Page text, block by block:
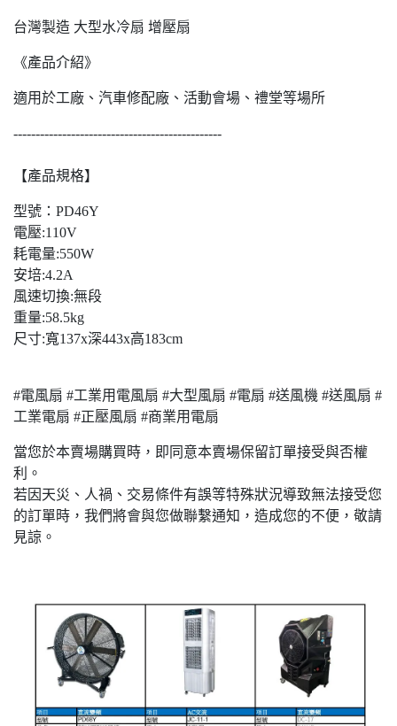
台灣製造 大型水冷扇 增壓扇
《產品介紹》
適用於工廠、汽車修配廠、活動會場、禮堂等場所
-----------------------------------------------
【產品規格】
型號：PD46Y
電壓:110V
耗電量:550W
安培:4.2A
風速切換:無段
重量:58.5kg
尺寸:寬137x深443x高183cm
#電風扇 #工業用電風扇 #大型風扇 #電扇 #送風機 #送風扇 #
工業電扇 #正壓風扇 #商業用電扇
當您於本賣場購買時，即同意本賣場保留訂單接受與否權
利。
若因天災、人禍、交易條件有誤等特殊狀況導致無法接受您
的訂單時，我們將會與您做聯繫通知，造成您的不便，敬請
見諒。